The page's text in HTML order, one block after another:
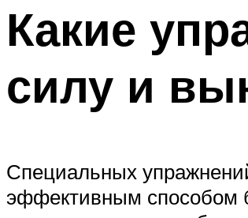
Какие
силу и
Специальных
эффективным способом